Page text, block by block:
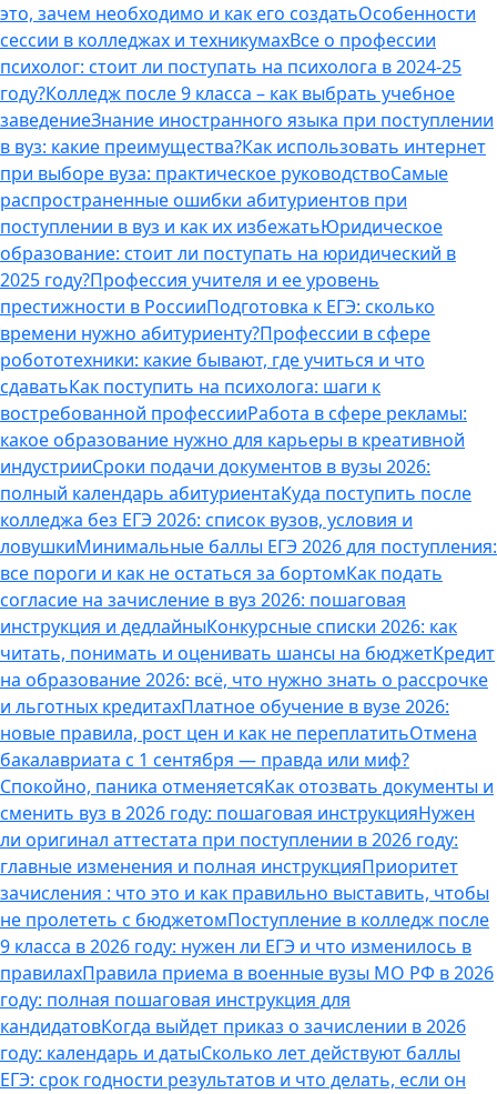
это, зачем необходимо и как его создатьОсобенности
сессии в колледжах и техникумахВсе о профессии
психолог: стоит ли поступать на психолога в 2024-25
году?Колледж после 9 класса – как выбрать учебное
заведениеЗнание иностранного языка при поступлении
в вуз: какие преимущества?Как использовать интернет
при выборе вуза: практическое руководствоСамые
распространенные ошибки абитуриентов при
поступлении в вуз и как их избежатьЮридическое
образование: стоит ли поступать на юридический в
2025 году?Профессия учителя и ее уровень
престижности в РоссииПодготовка к ЕГЭ: сколько
времени нужно абитуриенту?Профессии в сфере
робототехники: какие бывают, где учиться и что
сдаватьКак поступить на психолога: шаги к
востребованной профессииРабота в сфере рекламы:
какое образование нужно для карьеры в креативной
индустрииСроки подачи документов в вузы 2026:
полный календарь абитуриентаКуда поступить после
колледжа без ЕГЭ 2026: список вузов, условия и
ловушкиМинимальные баллы ЕГЭ 2026 для поступления:
все пороги и как не остаться за бортомКак подать
согласие на зачисление в вуз 2026: пошаговая
инструкция и дедлайныКонкурсные списки 2026: как
читать, понимать и оценивать шансы на бюджетКредит
на образование 2026: всё, что нужно знать о рассрочке
и льготных кредитахПлатное обучение в вузе 2026:
новые правила, рост цен и как не переплатитьОтмена
бакалавриата с 1 сентября — правда или миф?
Спокойно, паника отменяетсяКак отозвать документы и
сменить вуз в 2026 году: пошаговая инструкцияНужен
ли оригинал аттестата при поступлении в 2026 году:
главные изменения и полная инструкцияПриоритет
зачисления : что это и как правильно выставить, чтобы
не пролететь с бюджетомПоступление в колледж после
9 класса в 2026 году: нужен ли ЕГЭ и что изменилось в
правилахПравила приема в военные вузы МО РФ в 2026
году: полная пошаговая инструкция для
кандидатовКогда выйдет приказ о зачислении в 2026
году: календарь и датыСколько лет действуют баллы
ЕГЭ: срок годности результатов и что делать, если он